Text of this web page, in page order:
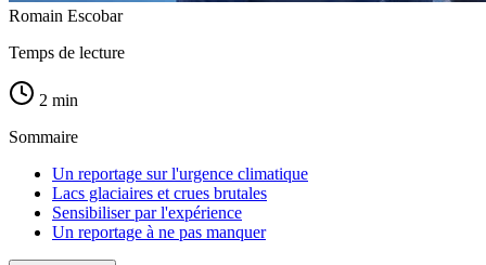
Romain Escobar
Temps de lecture
2 min
Sommaire
Un reportage sur l'urgence climatique
Lacs glaciaires et crues brutales
Sensibiliser par l'expérience
Un reportage à ne pas manquer